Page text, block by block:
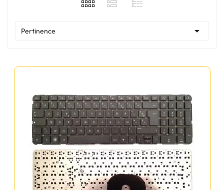
Pertinence 